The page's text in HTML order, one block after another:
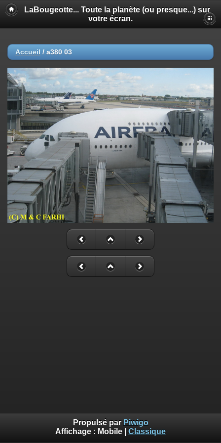
LaBougeotte... Toute la planète (ou presque...) sur
votre écran.
Accueil / a380 03
Propulsé par Piwigo
Affichage : Mobile Classique